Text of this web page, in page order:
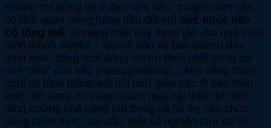
Không chỉ dừng lại ở đau nửa đầu, magnesium còn
có tầm quan trọng hàng đầu đối với sức khỏe não
bộ tổng thể. Khoáng chất này tham gia vào quá trình
hình thành myelin – lớp vỏ bảo vệ bao quanh dây
thần kinh, đồng thời đóng vai trò then chốt trong cơ
chế “dẻo” của não (neuroplasticity) – khả năng thích
nghi và hình thành kết nối mới giữa các tế bào thần
kinh. Bổ sung đủ magnesium giúp cải thiện trí nhớ,
tăng cường khả năng tập trung và hỗ trợ các chức
năng nhận thức cao cấp. Một số nghiên cứu sơ bộ